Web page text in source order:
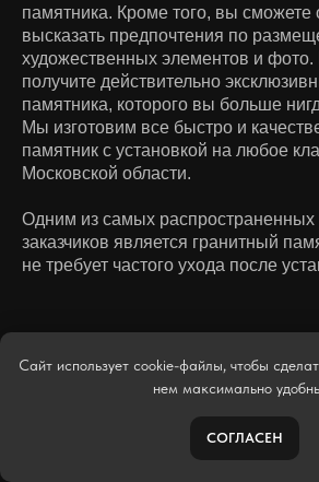
памятника. Кроме того, вы сможете
высказать предпочтения по
художественных элементов и фото.
получите действительно
памятника, которого вы больше
Мы изготовим все быстро и
памятник с установкой на любое
Московской области.
Одним из самых
заказчиков является гранитный
не требует частого ухода после
ВИДЫ
Сайт использует cookie-файлы, чтобы
нем максимально
СОГЛАСЕН